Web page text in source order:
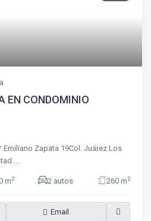
EN CONDOMINIO
Zapata 19Col. Juárez Los
...
m2 2 autos 260 m2
Email